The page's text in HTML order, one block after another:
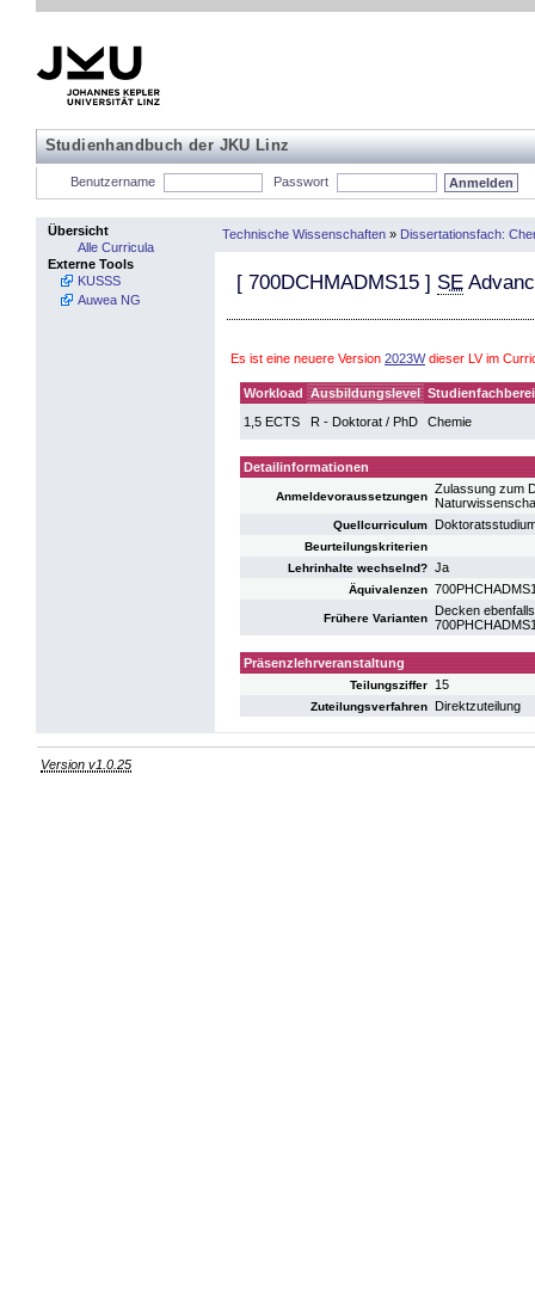
Studienhandbuch der JKU Linz
Benutzername Passwort
Übersicht
Alle Curricula
Externe Tools
KUSSS
Auwea NG
Technische Wissenschaften » Dissertationsfach:
[ 700DCHMADMS15 ] SE
Es ist eine neuere Version 2023Wdieser LV im
Workload Ausbildungslevel
1,5 ECTS
R - Doktorat / PhD Chemie
Detailinformationen
Anmeldevoraussetzungen
Zulassung zum
Quellcurriculum
Beurteilungskriterien
Lehrinhalte wechselnd? Ja
Äquivalenzen
Frühere Varianten
Decken
Präsenzlehrveranstaltung
Teilungsziffer 15
Zuteilungsverfahren Direktzuteilung
Version v1.0.25